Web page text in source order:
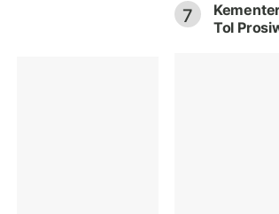
7
Tol